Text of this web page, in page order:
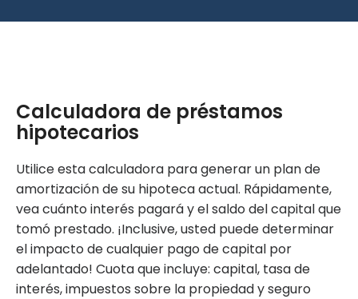
Calculadora de préstamos
hipotecarios
Utilice esta calculadora para generar un plan de
amortización de su hipoteca actual. Rápidamente,
vea cuánto interés pagará y el saldo del capital que
tomó prestado. ¡Inclusive, usted puede determinar
el impacto de cualquier pago de capital por
adelantado! Cuota que incluye: capital, tasa de
interés, impuestos sobre la propiedad y seguro